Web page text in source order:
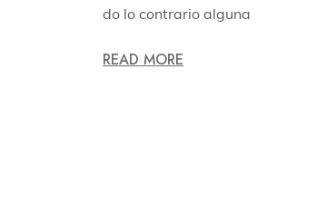
do lo contrario alguna
READ MORE